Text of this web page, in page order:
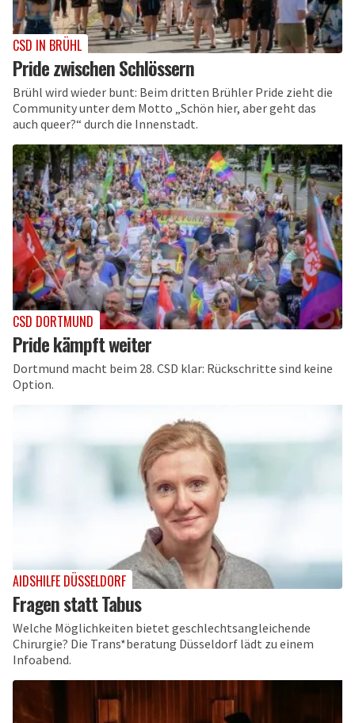
CSD IN BRÜHL
Pride zwischen Schlössern
Brühl wird wieder bunt: Beim dritten Brühler Pride zieht die
Community unter dem Motto „Schön hier, aber geht das
auch queer?“ durch die Innenstadt.
CSD DORTMUND
Pride kämpft weiter
Dortmund macht beim 28. CSD klar: Rückschritte sind keine
Option.
AIDSHILFE DÜSSELDORF
Fragen statt Tabus
Welche Möglichkeiten bietet geschlechtsangleichende
Chirurgie? Die Trans*beratung Düsseldorf lädt zu einem
Infoabend.